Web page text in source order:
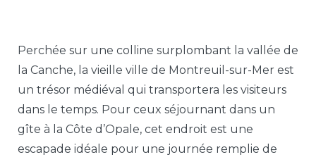
Perchée sur une colline surplombant la vallée de
la Canche, la vieille ville de Montreuil-sur-Mer est
un trésor médiéval qui transportera les visiteurs
dans le temps. Pour ceux séjournant dans un
gîte à la Côte d’Opale, cet endroit est une
escapade idéale pour une journée remplie de